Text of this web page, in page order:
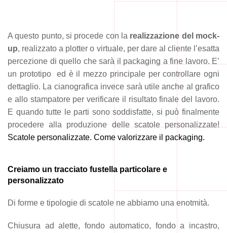
A questo punto, si procede con la realizzazione del mock-
up, realizzato a plotter o virtuale, per dare al cliente l’esatta
percezione di quello che sarà il packaging a fine lavoro. E’
un prototipo ed è il mezzo principale per controllare ogni
dettaglio. La cianografica invece sarà utile anche al grafico
e allo stampatore per verificare il risultato finale del lavoro.
E quando tutte le parti sono soddisfatte, si può finalmente
procedere alla produzione delle scatole personalizzate!
Scatole personalizzate. Come valorizzare il packaging.
Creiamo un tracciato fustella particolare e
personalizzato
Di forme e tipologie di scatole ne abbiamo una enotmità.
Chiusura ad alette, fondo automatico, fondo a incastro,